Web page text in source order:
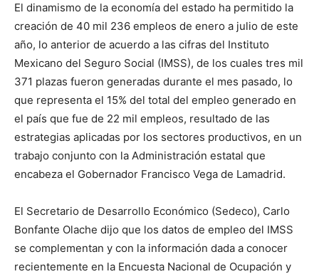
El dinamismo de la economía del estado ha permitido la
creación de 40 mil 236 empleos de enero a julio de este
año, lo anterior de acuerdo a las cifras del Instituto
Mexicano del Seguro Social (IMSS), de los cuales tres mil
371 plazas fueron generadas durante el mes pasado, lo
que representa el 15% del total del empleo generado en
el país que fue de 22 mil empleos, resultado de las
estrategias aplicadas por los sectores productivos, en un
trabajo conjunto con la Administración estatal que
encabeza el Gobernador Francisco Vega de Lamadrid.
El Secretario de Desarrollo Económico (Sedeco), Carlo
Bonfante Olache dijo que los datos de empleo del IMSS
se complementan y con la información dada a conocer
recientemente en la Encuesta Nacional de Ocupación y